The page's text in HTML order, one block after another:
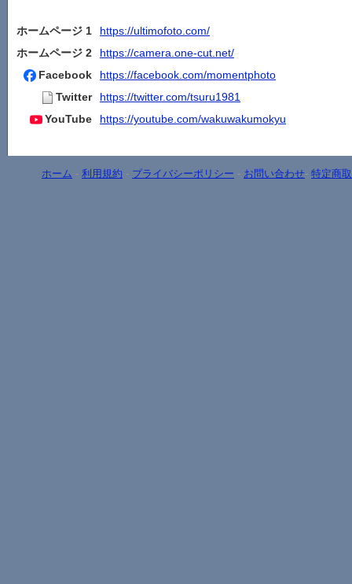
ホームページ 1
https://ultimofoto.com/
ホームページ 2
https://camera.one-cut.net/
Facebook
https://facebook.com/momentphoto
Twitter
https://twitter.com/tsuru1981
YouTube
https://youtube.com/wakuwakumokyu
ホーム - 利用規約 - プライバシーポリシー - お問い合わせ- 特定商